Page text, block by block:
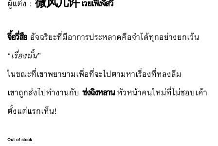
ผู้แต่ง : 微风几许 เวยเฟิงจี๋สวี่
จี้อวี่สืออัจฉริยะที่มีอาการประหลาดคือจำได้ทุกอย่างยกเว้น
“เรื่องนั้น”
ในขณะที่เขาพยายามเพื่อที่จะไปตามหาเรื่องที่หลงลืม
เขาถูกส่งไปทำงานกับ ซ่งฉิงหลานหัวหน้าคนใหม่ที่ไม่ชอบเค้า
ตั้งแต่แรกเห็น!
Out of stock